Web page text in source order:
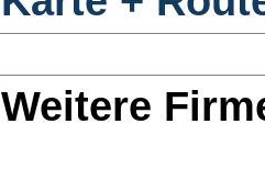
Weitere